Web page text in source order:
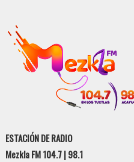
ESTACIÓN DE RADIO
Mezkla FM 104.7 | 98.1